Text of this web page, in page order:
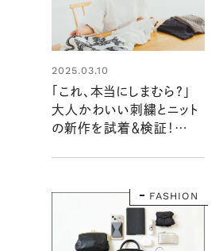
2025.03.10
「これ、本当にしまむら？」
大人かわいい刺繍とニット
の新作を試着＆検証！
FASHION